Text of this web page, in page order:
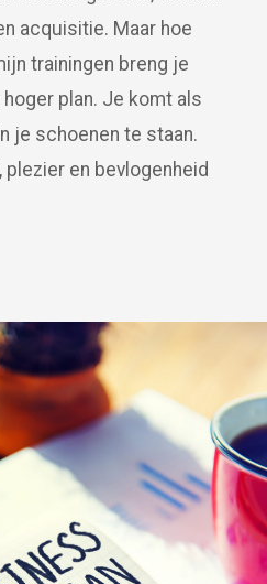
acquisitie. Maar hoe
trainingen breng je
plan. Je komt als
je schoenen te staan.
en bevlogenheid